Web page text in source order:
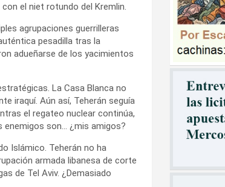
el niet rotundo del Kremlin.
agrupaciones guerrilleras
pesadilla tras la
adueñarse de los yacimientos
La Casa Blanca no
iraquí. Aún así, Teherán seguía
el regateo nuclear continúa,
enemigos son… ¿mis amigos?
Islámico. Teherán no ha
armada libanesa de corte
de Tel Aviv. ¿Demasiado